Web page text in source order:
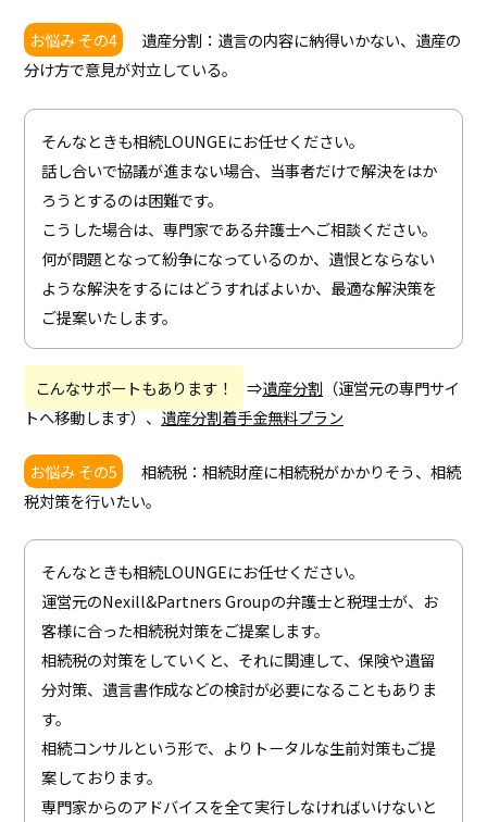
お悩み その4
遺産分割：遺言の内容に納得いかない、遺産の
分け方で意見が対立している。
そんなときも相続LOUNGEにお任せください。
話し合いで協議が進まない場合、当事者だけで解決をはか
ろうとするのは困難です。
こうした場合は、専門家である弁護士へご相談ください。
何が問題となって紛争になっているのか、遺恨とならない
ような解決をするにはどうすればよいか、最適な解決策を
ご提案いたします。
こんなサポートもあります！ ⇒遺産分割 （運営元の専門サイ
トへ移動します）、遺産分割着手金無料プラン
お悩み その5
相続税：相続財産に相続税がかかりそう、相続
税対策を行いたい。
そんなときも相続LOUNGEにお任せください。
運営元のNexill&Partners Groupの弁護士と税理士が、お
客様に合った相続税対策をご提案します。
相続税の対策をしていくと、それに関連して、保険や遺留
分対策、遺言書作成などの検討が必要になることもありま
す。
相続コンサルという形で、よりトータルな生前対策もご提
案しております。
専門家からのアドバイスを全て実行しなければいけないと